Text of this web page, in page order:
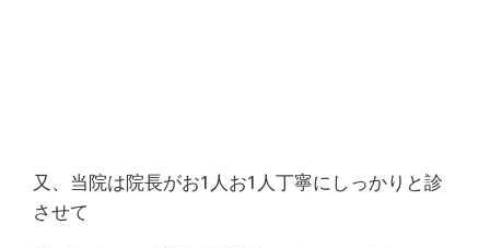
又、当院は院長がお1人お1人丁寧にしっかりと診
させて